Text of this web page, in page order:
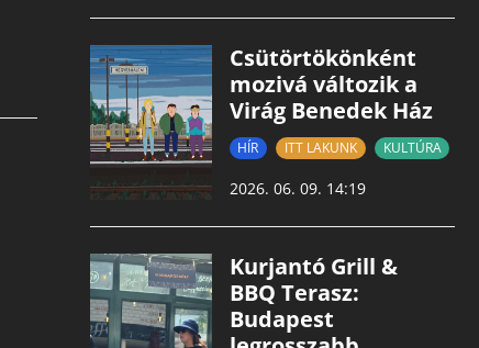
Csütörtökönként
mozivá változik a
Virág Benedek Ház
HÍR ITT LAKUNK KULTÚRA
2026. 06. 09. 14:19
Kurjantó Grill &
BBQ Terasz:
Budapest